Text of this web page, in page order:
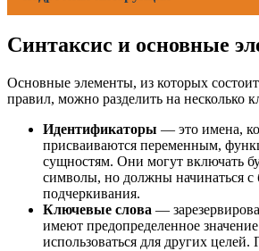
Синтаксис и основные
Основные элементы, из которых
правил, можно разделить на несколько
Идентификаторы — это имена,
присваиваются переменным,
сущностям. Они могут включать
символы, но должны начинаться с
подчеркивания.
Ключевые слова —
имеют предопределенное
использоваться для других